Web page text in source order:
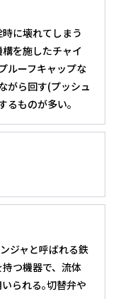
に壊れてしまう
を施したチャイ
ルーフキャップな
がら回す(プッシュ
るものが多い｡
ジャと呼ばれる鉄
つ機器で、流体
られる｡切替弁や